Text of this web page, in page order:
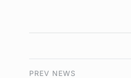
PREV NEWS